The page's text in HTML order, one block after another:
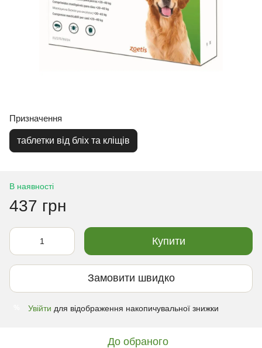
Призначення
таблетки від бліх та кліщів
В наявності
437 грн
Купити
Замовити швидко
Увійти для відображення накопичувальної знижки
До обраного